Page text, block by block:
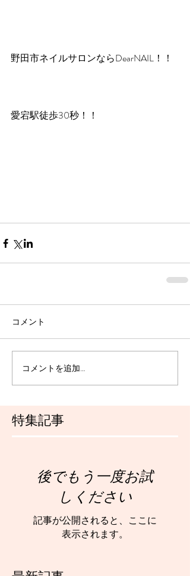
特集記事
野田市ネイルサロンならDearNAIL！！
愛宕駅徒歩30秒！！
コメント
コメントを追加…
後でもう一度お試
しください
記事が公開されると、ここに
表示されます。